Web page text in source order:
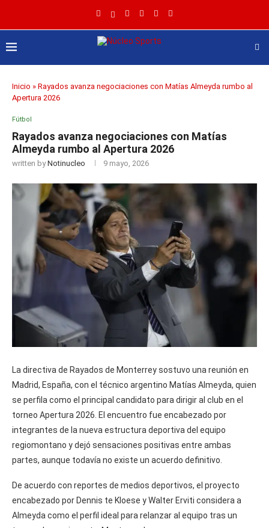
Inicio » Rayados avanza negociaciones con Matías Almeyda rumbo al
Apertura 2026
Fútbol
Rayados avanza negociaciones con Matías
Almeyda rumbo al Apertura 2026
written byNotinucleo 9 mayo, 2026
La directiva de Rayados de Monterrey sostuvo una reunión en
Madrid, España, con el técnico argentino Matías Almeyda, quien
se perfila como el principal candidato para dirigir al club en el
torneo Apertura 2026. El encuentro fue encabezado por
integrantes de la nueva estructura deportiva del equipo
regiomontano y dejó sensaciones positivas entre ambas
partes, aunque todavía no existe un acuerdo definitivo.
De acuerdo con reportes de medios deportivos, el proyecto
encabezado por Dennis te Kloese y Walter Erviti considera a
Almeyda como el perfil ideal para relanzar al equipo tras un